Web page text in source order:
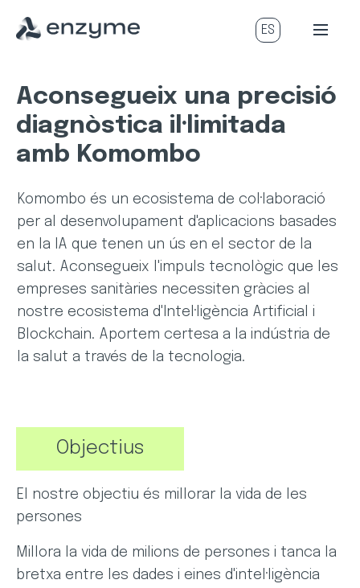
Aconsegueix una precisió
diagnòstica il·limitada
amb Komombo
Komombo és un ecosistema de col·laboració
per al desenvolupament d'aplicacions basades
en la IA que tenen un ús en el sector de la
salut. Aconsegueix l'impuls tecnològic que les
empreses sanitàries necessiten gràcies al
nostre ecosistema d'Intel·ligència Artificial i
Blockchain. Aportem certesa a la indústria de
la salut a través de la tecnologia.
Objectius
El nostre objectiu és millorar la vida de les
persones
Millora la vida de milions de persones i tanca la
bretxa entre les dades i eines d'intel·ligència